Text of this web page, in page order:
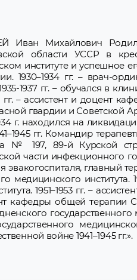
Иван Михайлович
области УССР в
институте и успешное
1930–1934 гг. – врач-
1937 гг. – обучался в
гг. – ассистент и доцент
гвардии и Советской
г. находился на
гг. Командир
№ 197, 89-й Курской
части инфекционного
эвакогоспиталя, главный
медицинского института.
1951–1953 гг. –
кафедры общей терапии
войне 1941–1945 гг.».